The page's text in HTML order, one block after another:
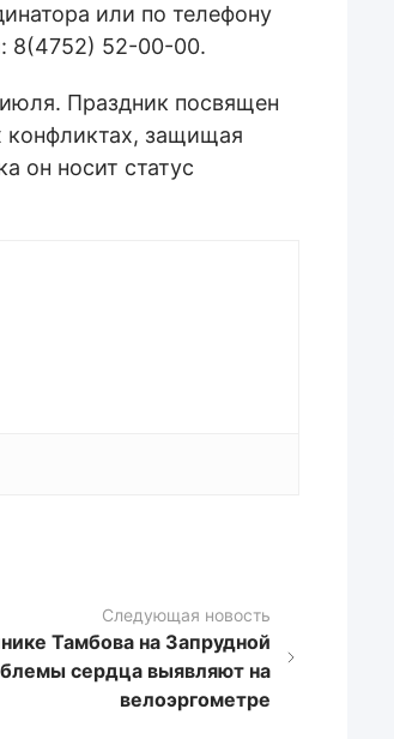
или по телефону
8(4752) 52-00-00.
Праздник посвящен
защищая
он носит статус
Следующая новость
Тамбова на Запрудной
сердца выявляют на
велоэргометре